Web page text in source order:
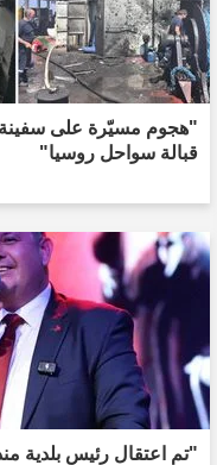
"هجوم مسيّرة على سفينة
قبالة سواحل روسيا"
"تم اعتقال رئيس بلدية